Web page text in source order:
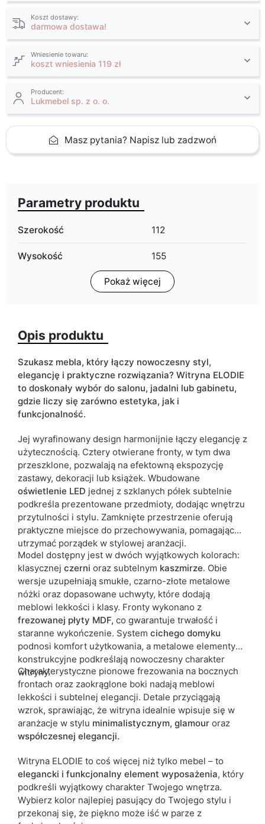
Koszt dostawy:
darmowa dostawa!
Wniesienie towaru:
koszt wniesienia 119 zł
Producent:
Lukmebel sp. z o. o.
Masz pytania? Napisz lub zadzwoń
Parametry produktu
Szerokość 112
Wysokość 155
40
Wykończenie
Kolorystyka
czarny
kaszmir
Szuflady nie
ean13 5905723963852
Termin dostawy: 6 dni roboczych
Ze względu na proces produkcyjny i właściwości materiałów,
możliwe są tolerancje wymiarowe na poziomie +/- 2–3 cm.
Pokaż więcej
Opis produktu
Szukasz mebla, który łączy nowoczesny styl,
elegancję i praktyczne rozwiązania? Witryna ELODIE
to doskonały wybór do salonu, jadalni lub gabinetu,
gdzie liczy się zarówno estetyka, jak i
funkcjonalność.
Jej wyrafinowany design harmonijnie łączy elegancję z
użytecznością. Cztery otwierane fronty, w tym dwa
przeszklone, pozwalają na efektowną ekspozycję
zastawy, dekoracji lub książek. Wbudowane
oświetlenie LED jednej z szklanych półek subtelnie
podkreśla prezentowane przedmioty, dodając wnętrzu
przytulności i stylu. Zamknięte przestrzenie oferują
praktyczne miejsce do przechowywania, pomagając
utrzymać porządek w stylowej aranżacji.
Model dostępny jest w dwóch wyjątkowych kolorach:
klasycznej czerni oraz subtelnym kaszmirze. Obie
wersje uzupełniają smukłe, czarno-złote metalowe
nóżki oraz dopasowane uchwyty, które dodają
meblowi lekkości i klasy. Fronty wykonano z
frezowanej płyty MDF, co gwarantuje trwałość i
staranne wykończenie. System cichego domyku
podnosi komfort użytkowania, a metalowe elementy
konstrukcyjne podkreślają nowoczesny charakter
witryny.
Charakterystyczne pionowe frezowania na bocznych
frontach oraz zaokrąglone boki nadają meblowi
lekkości i subtelnej elegancji. Detale przyciągają
wzrok, sprawiając, że witryna idealnie wpisuje się w
aranżacje w stylu minimalistycznym, glamour oraz
współczesnej elegancji.
Witryna ELODIE to coś więcej niż tylko mebel – to
elegancki i funkcjonalny element wyposażenia, który
podkreśli wyjątkowy charakter Twojego wnętrza.
Wybierz kolor najlepiej pasujący do Twojego stylu i
przekonaj się, że piękno może iść w parze z